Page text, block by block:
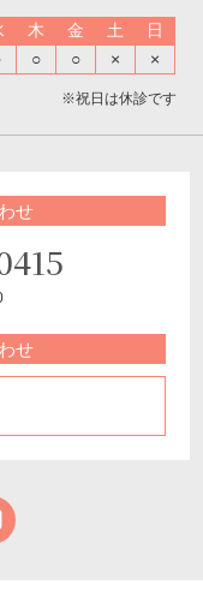
木 金 土
日
○ ○ × ×
※祝日は休診です
せ
せ